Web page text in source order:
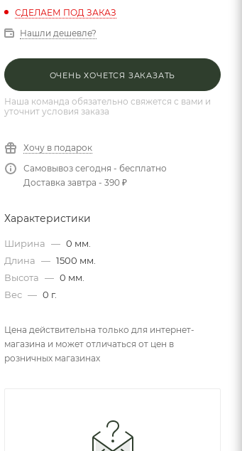
СДЕЛАЕМ ПОД ЗАКАЗ
Нашли дешевле?
ОЧЕНЬ ХОЧЕТСЯ ЗАКАЗАТЬ
Наша команда обязательно свяжется с вами и
уточнит условия заказа
Хочу в подарок
Самовывоз сегодня - бесплатно
Доставка завтра - 390 ₽
Характеристики
Ширина — 0 мм.
Длина — 1500 мм.
Высота — 0 мм.
Вес — 0 г.
Цена действительна только для интернет-
магазина и может отличаться от цен в
розничных магазинах